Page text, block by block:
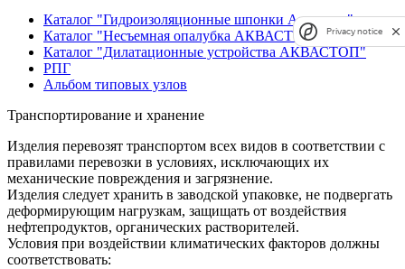
Каталог "Гидроизоляционные шпонки Аквастоп"
Каталог "Несъемная опалубка АКВАСТОП"
Каталог "Дилатационные устройства АКВАСТОП"
РПГ
Альбом типовых узлов
Транспортирование и хранение
Изделия перевозят транспортом всех видов в соответствии с
правилами перевозки в условиях, исключающих их
механические повреждения и загрязнение.
Изделия следует хранить в заводской упаковке, не подвергать
деформирующим нагрузкам, защищать от воздействия
нефтепродуктов, органических растворителей.
Условия при воздействии климатических факторов должны
соответствовать:
Privacy notice